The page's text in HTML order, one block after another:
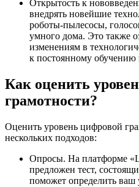
Открытость к
внедрять новейшие
роботы-пылесосы,
умного дома. Это также
изменениям в
к постоянному обучению
Как оценить
грамотности?
Оценить уровень цифровой
нескольких подходов:
Опросы. На платформе
предложен тест,
поможет определить ваш